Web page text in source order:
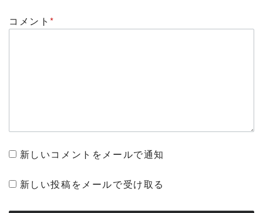
コメント*
新しいコメントをメールで通知
新しい投稿をメールで受け取る